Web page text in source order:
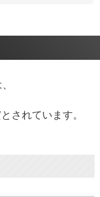
されています。